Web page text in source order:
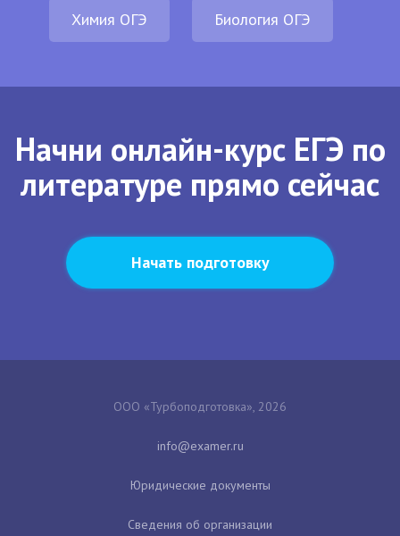
Химия ОГЭ Биология ОГЭ
Начни онлайн-курс ЕГЭ по
литературе прямо сейчас
Начать подготовку
ООО «Турбоподготовка», 2026
Юридические документы
Сведения об организации